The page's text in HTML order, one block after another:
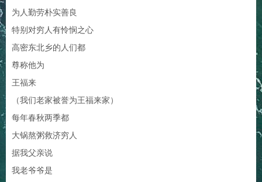
为人勤劳朴实善良
特别对穷人有怜悯之心
高密东北乡的人们都
尊称他为
王福来
（我们老家被誉为王福来家）
每年春秋两季都
大锅熬粥救济穷人
据我父亲说
我老爷爷是